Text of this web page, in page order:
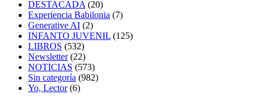
DESTACADA (20)
Experiencia Babilonia (7)
Generative AI (2)
INFANTO JUVENIL (125)
LIBROS (532)
Newsletter(22)
NOTICIAS (573)
Sin categoría (982)
Yo, Lector(6)